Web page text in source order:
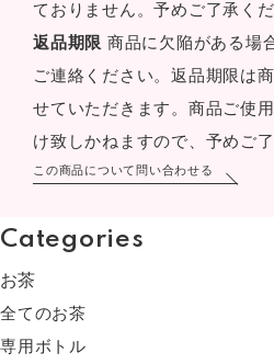
ておりません。予めご了承くだ
返品期限 商品に欠陥がある場
ご連絡ください。返品期限は
せていただきます。商品ご使
け致しかねますので、予めご了
この商品について問い合わせる
Categories
お茶
全てのお茶
専用ボトル